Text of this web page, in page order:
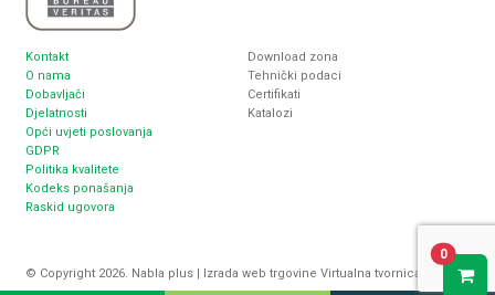
Kontakt
O nama
Dobavljači
Djelatnosti
Opći uvjeti poslovanja
GDPR
Politika kvalitete
Kodeks ponašanja
Raskid ugovora
Download zona
Tehnički podaci
Certifikati
Katalozi
© Copyright 2026. Nabla plus | Izrada web trgovine Virtualna tvornica
0